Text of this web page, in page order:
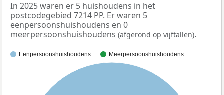
In 2025 waren er 5 huishoudens in het
postcodegebied 7214 PP. Er waren 5
eenpersoonshuishoudens en 0
meerpersoonshuishoudens (afgerond op vijftallen).
Eenpersoonshuishoudens Meerpersoonshuishoudens